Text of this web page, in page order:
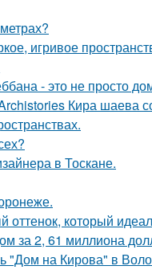
игривое
- это не просто
Кира шаева
в Тоскане.
который
за 2, 61 миллиона
"Дом на Кирова" в